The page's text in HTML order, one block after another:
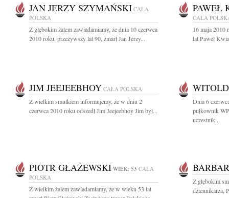
JAN JERZY SZYMAŃSKI CAŁA
POLSKA
Z głębokim żalem zawiadamiamy, że dnia 10 czerwca
2010 roku, przeżywszy lat 90, zmarł Jan Jerzy...
PAWEŁ
CAŁA
16 maja 2010
lat Paweł
JIM JEEJEEBHOY CAŁA POLSKA
Z wielkim smutkiem informujemy, że w dniu 2
czerwca 2010 roku odszedł Jim Jeejeebhoy Jim był...
Dnia 6
pułkownik
uczestnik...
PIOTR GŁAŻEWSKI WIEK: 53 CAŁA
POLSKA
Z wielkim żalem zawiadamiamy, że w wieku 53 lat
Z głębokim
dziennikarza,